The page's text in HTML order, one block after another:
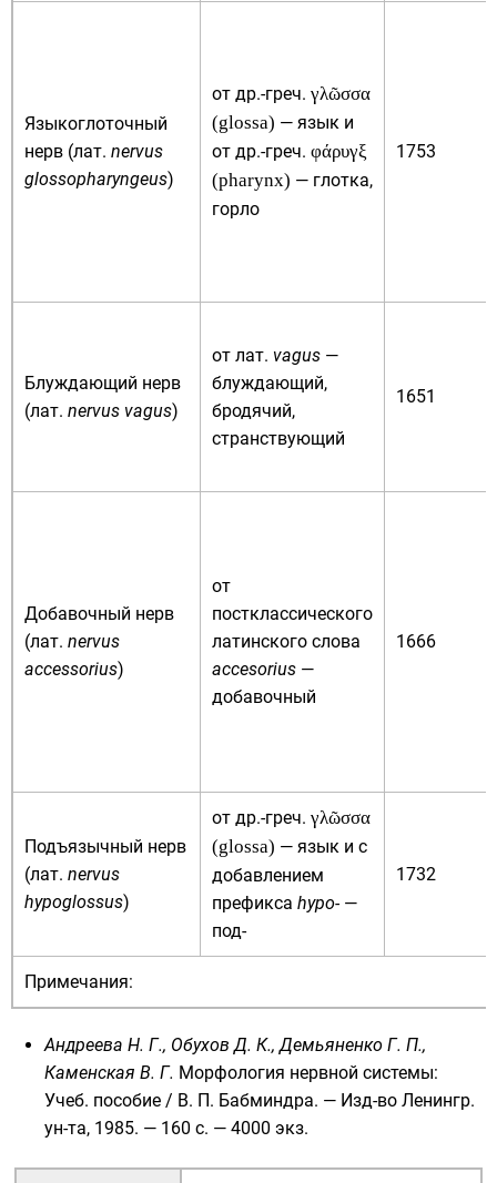
Языкоглоточный
нерв (лат. nervus
glossopharyngeus)
от др.-греч. γλῶσσα
(glossa) — язык и
от др.-греч. φάρυγξ
(pharynx) — глотка,
горло
1753
Блуждающий нерв
(лат. nervus vagus)
от лат. vagus —
блуждающий,
бродячий,
странствующий
1651
Добавочный нерв
(лат. nervus
accessorius)
от
постклассического
латинского слова
accesorius —
добавочный
1666
Подъязычный нерв
(лат. nervus
hypoglossus)
от др.-греч. γλῶσσα
(glossa) — язык и с
добавлением
префикса hypo- —
под-
1732
Примечания:
Андреева Н. Г., Обухов Д. К., Демьяненко Г. П.,
Каменская В. Г. Морфология нервной системы:
Учеб. пособие / В. П. Бабминдра. — Изд-во Ленингр.
ун-та, 1985. — 160 с. — 4000 экз.